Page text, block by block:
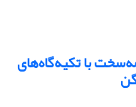
با تکیه‌گاه‌های